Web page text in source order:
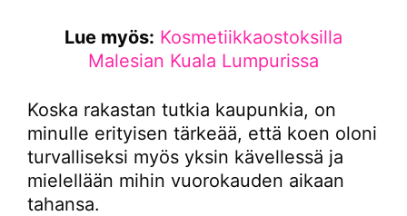
Lue myös: Kosmetiikkaostoksilla
Malesian Kuala Lumpurissa
Koska rakastan tutkia kaupunkia, on
minulle erityisen tärkeää, että koen oloni
turvalliseksi myös yksin kävellessä ja
mielellään mihin vuorokauden aikaan
tahansa.